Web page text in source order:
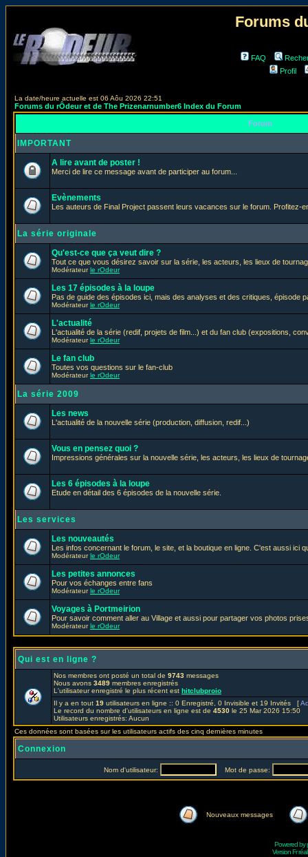
Forums
FAQ
Profil
La date/heure actuelle est 06 Aôu 2026 22:51
Forums du rÔdeur et de The Prizenarnumber6 Index du Forum
Forum
IMPORTANT
A lire avant de poster !
Merci de lire ce message avant de participer au forum...
Evènements
Les auteurs de Final Project passent leurs vacances sur le forum. Profitez-
La série originale
Qu'est-ce que ça veut dire ?
Tout ce que vous désirez savoir sur la série, les acteurs, les lieux de
Modérateurle rOdeur
Les 17 épisodes à la loupe
Pas de guide des épisodes ici, mais des analyses et des critiques, épisode
Modérateurle rOdeur
L'actualité
L'actualité de la série (redif, projets de film...) et du fan club (expositions,
Modérateurle rOdeur
Le fan club
Toutes vos questions sur le fan-club
Modérateurle rOdeur
La série 2009
Les news
L'actualité de la nouvelle série (production, diffusion, redif...)
Vous en pensez quoi ?
Impressions générales sur la nouvelle série, les acteurs, les lieux de
Les 6 épisodes à la loupe
Etude en détail des 6 épisodes de la nouvelle série.
Les services
Les nouveautés
Les infos concernant le forum, le site, et la boutique en ligne. C'est aussi ici
Modérateurle rOdeur
Les petites annonces
Pour vos échanges entre fans
Modérateurle rOdeur
Voyages à Portmeirion
Pour savoir comment aller au Village et aussi pour partager vos photos
Modérateurle rOdeur
Qui est en ligne ?
Nos membres ont posté un total de 9743 messages
Nous avons 3489 membres enregistrés
L'utilisateur enregistré le plus récent est hitclubproio
Il y a en tout 19 utilisateurs en ligne :: 0 Enregistré, 0 Invisible et 19 Invités [
Le record du nombre d'utilisateurs en ligne est de 4530 le 25 Mar 2026 15:50
Utilisateurs enregistrés: Aucun
Ces données sont basées sur les utilisateurs actifs des cinq dernières minutes
Connexion
Nom d'utilisateur: Mot de passe:
Nouveaux messages
Powered by
Version Fr